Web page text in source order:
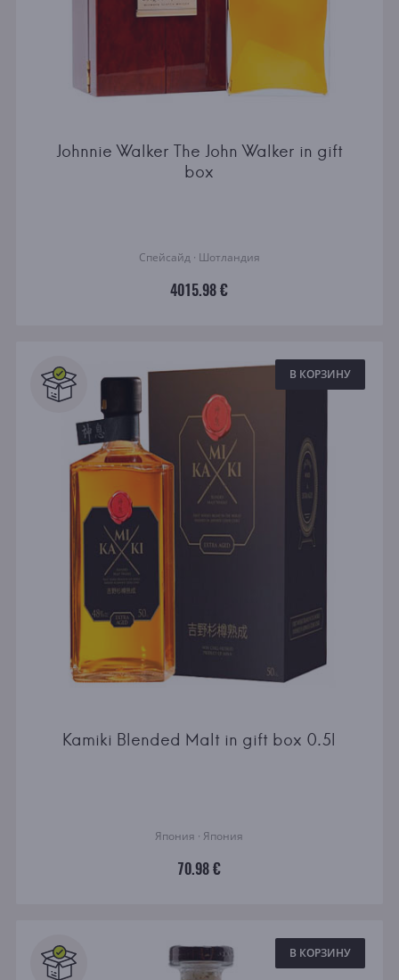
Johnnie Walker The John Walker in gift
box
Спейсайд · Шотландия
4015.98 €
В КОРЗИНУ
Kamiki Blended Malt in gift box 0.5l
Япония · Япония
70.98 €
В КОРЗИНУ